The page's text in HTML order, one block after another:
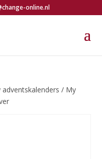
online.nl
adventskalenders / My